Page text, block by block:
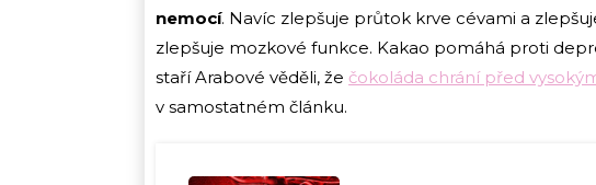
nemocí. Navíc zlepšuje průtok krve cévami a
zlepšuje mozkové funkce. Kakao pomáhá proti
staří Arabové věděli, že čokoláda chrání před
v samostatném článku.